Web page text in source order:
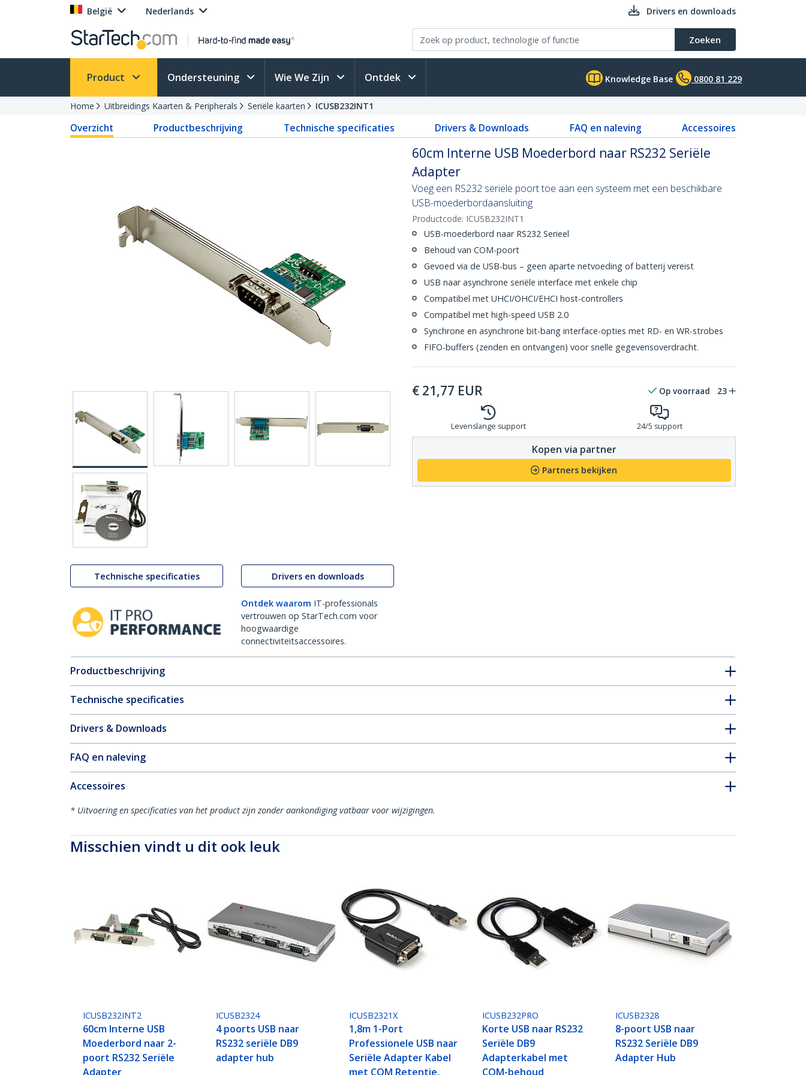
België Nederlands Drivers en downloads
Zoeken
Product Ondersteuning Wie We Zijn Ontdek Knowledge Base 0800 81 229
Home Uitbreidings Kaarten & Peripherals Seriële kaarten ICUSB232INT1
Overzicht Productbeschrijving Technische specificaties Drivers & Downloads FAQ en naleving Accessoires
Technische specificaties Drivers en downloads
Ontdek waarom IT-professionals
vertrouwen op StarTech.com voor
hoogwaardige
connectiviteitsaccessoires.
60cm Interne USB Moederbord naar RS232 Seriële
Adapter
Voeg een RS232 seriële poort toe aan een systeem met een beschikbare
USB-moederbordaansluiting
Productcode: ICUSB232INT1
USB-moederbord naar RS232 Serieel
Behoud van COM-poort
Gevoed via de USB-bus – geen aparte netvoeding of batterij vereist
USB naar asynchrone seriële interface met enkele chip
Compatibel met UHCI/OHCI/EHCI host-controllers
Compatibel met high-speed USB 2.0
Synchrone en asynchrone bit-bang interface-opties met RD- en WR-strobes
FIFO-buffers (zenden en ontvangen) voor snelle gegevensoverdracht.
€ 21,77 EUR Op voorraad 23
Levenslange support 24/5 support
Kopen via partner
Partners bekijken
Productbeschrijving
Technische specificaties
Drivers & Downloads
FAQ en naleving
Accessoires
* Uitvoering en specificaties van het product zijn zonder aankondiging vatbaar voor wijzigingen.
Misschien vindt u dit ook leuk
ICUSB232INT2
60cm Interne USB
Moederbord naar 2-
poort RS232 Seriële
Adapter
ICUSB2324
4 poorts USB naar
RS232 seriële DB9
adapter hub
ICUSB2321X
1,8m 1-Port
Professionele USB naar
Seriële Adapter Kabel
met COM Retentie,
ICUSB232PRO
Korte USB naar RS232
Seriële DB9
Adapterkabel met
COM-behoud
ICUSB2328
8-poort USB naar
RS232 Seriële DB9
Adapter Hub